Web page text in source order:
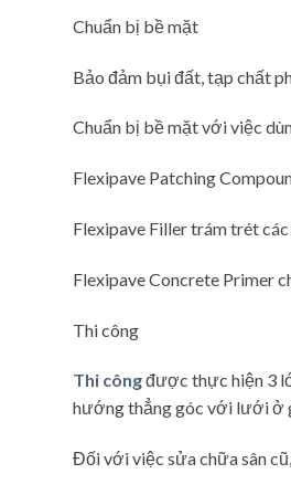
Chuẩn bị bề mặt
Bảo đảm bụi đất, tạp chất
Chuẩn bị bề mặt với việc
Flexipave Patching
Flexipave Filler trám trét
Flexipave Concrete Primer
Thi công
Thi côngđược thực hiện 3
hướng thẳng góc với lưới ở
Đối với việc sửa chữa sân